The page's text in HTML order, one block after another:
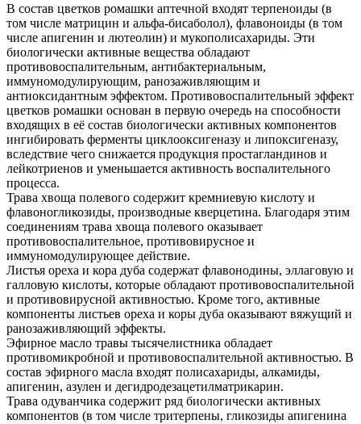
В состав цветков ромашки аптечной входят терпеноиды (в
том числе матрицин и альфа-бисаболол), флавоноиды (в том
числе апигенин и лютеолин) и мукополисахариды. Эти
биологически активные вещества обладают
противовоспалительным, антибактериальным,
иммуномодулирующим, ранозаживляющим и
антиоксидантным эффектом. Противовоспалительный эффект
цветков ромашки основан в первую очередь на способности
входящих в её состав биологически активных компонентов
ингибировать ферменты циклооксигеназу и липоксигеназу,
вследствие чего снижается продукция простагландинов и
лейкотриенов и уменьшается активность воспалительного
процесса.
Трава хвоща полевого содержит кремниевую кислоту и
флавоногликозиды, производные кверцетина. Благодаря этим
соединениям трава хвоща полевого оказывает
противовоспалительное, противовирусное и
иммуномодулирующее действие.
Листья ореха и кора дуба содержат флавонодины, эллаговую и
галловую кислоты, которые обладают противовоспалительной
и противовирусной активностью. Кроме того, активные
компоненты листьев ореха и коры дуба оказывают вяжущий и
ранозаживляющий эффекты.
Эфирное масло травы тысячелистника обладает
противомикробной и противовоспалительной активностью. В
состав эфирного масла входят полисахариды, алкамиды,
апигенин, азулен и дегидродезацетилматрикарин.
Трава одуванчика содержит ряд биологически активных
компонентов (в том числе тритерпены, гликозиды апигенина